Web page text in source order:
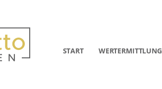
START WERTERMITTLUNG